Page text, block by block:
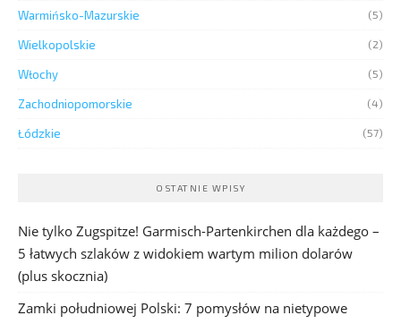
Warmińsko-Mazurskie (5)
Wielkopolskie (2)
Włochy (5)
Zachodniopomorskie (4)
Łódzkie (57)
OSTATNIE WPISY
Nie tylko Zugspitze! Garmisch-Partenkirchen dla każdego –
5 łatwych szlaków z widokiem wartym milion dolarów
(plus skocznia)
Zamki południowej Polski: 7 pomysłów na nietypowe